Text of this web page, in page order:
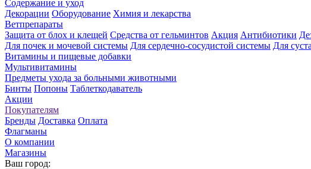
Содержание и уход
Декорации Оборудование Химия и лекарства
Ветпрепараты
Защита от блох и клещей Средства от гельминтов Акция Антибиотики
Для почек и мочевой системы Для сердечно-сосудистой системы Для
Витамины и пищевые добавки
Мультивитамины
Предметы ухода за больными животными
Бинты Попоны Таблеткодаватель
Акции
Покупателям
Бренды Доставка Оплата
Флагманы
О компании
Магазины
Ваш город: